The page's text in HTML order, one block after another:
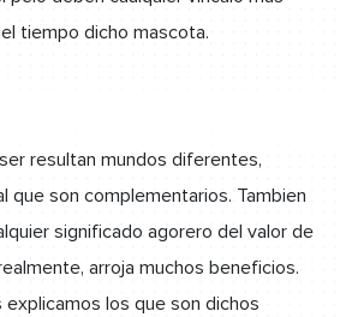
tiempo dicho mascota.
resultan mundos diferentes,
que son complementarios. Tambien
significado agorero del valor de
arroja muchos beneficios.
los que son dichos